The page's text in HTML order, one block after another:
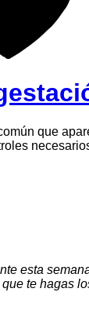
que
esta
te hagas